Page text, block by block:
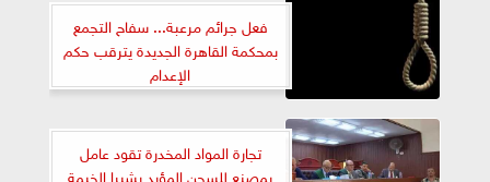
فعل جرائم مرعبة... سفاح التجمع
بمحكمة القاهرة الجديدة يترقب حكم
الإعدام
تجارة المواد المخدرة تقود عامل
بمصنع للسجن المؤبد بشبرا الخيمة